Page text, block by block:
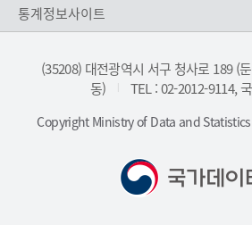
통계정보사이트
(35208) 대전광역시 서구 청사로 189 (
동)
TEL : 02-2012-9114,
Copyright Ministry of Data and